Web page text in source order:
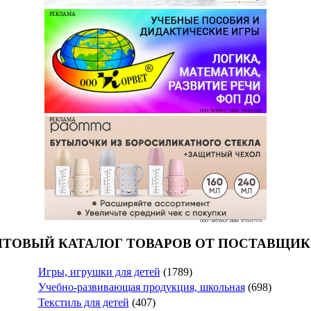
РЕКЛАМА
ООО "КОРВЕТ" ИНН: 7803021829
РЕКЛАМА
ООО "АРТИАЛ" ИНН: 9731017574
КАТАЛОГ ТОВАРОВ ОТ
Игры, игрушки для детей (1789)
Учебно-развивающая продукция, школьная (698)
Текстиль для детей (407)